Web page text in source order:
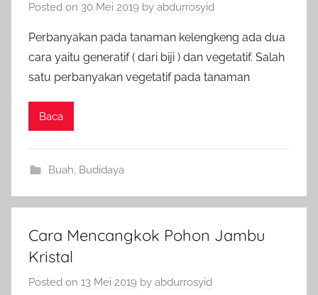
Posted on 30 Mei 2019 by abdurrosyid
Perbanyakan pada tanaman kelengkeng ada dua
cara yaitu generatif ( dari biji ) dan vegetatif. Salah
satu perbanyakan vegetatif pada tanaman
Baca
Buah, Budidaya
Cara Mencangkok Pohon Jambu
Kristal
Posted on 13 Mei 2019 by abdurrosyid